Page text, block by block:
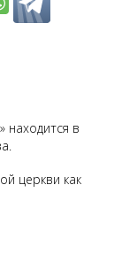
в
церкви как